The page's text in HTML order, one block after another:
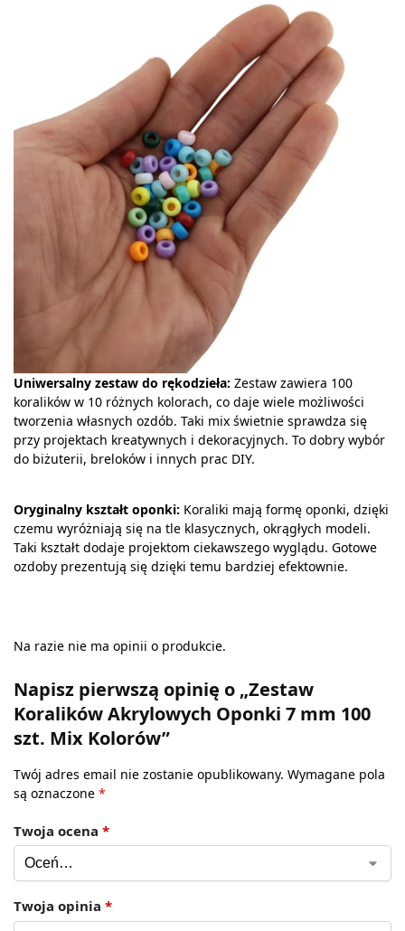
Uniwersalny zestaw do rękodzieła: Zestaw zawiera 100
koralików w 10 różnych kolorach, co daje wiele możliwości
tworzenia własnych ozdób. Taki mix świetnie sprawdza się
przy projektach kreatywnych i dekoracyjnych. To dobry wybór
do biżuterii, breloków i innych prac DIY.
Oryginalny kształt oponki: Koraliki mają formę oponki, dzięki
czemu wyróżniają się na tle klasycznych, okrągłych modeli.
Taki kształt dodaje projektom ciekawszego wyglądu. Gotowe
ozdoby prezentują się dzięki temu bardziej efektownie.
Na razie nie ma opinii o produkcie.
Napisz pierwszą opinię o „Zestaw
Koralików Akrylowych Oponki 7 mm 100
szt. Mix Kolorów”
Twój adres email nie zostanie opublikowany. Wymagane pola
są oznaczone *
Twoja ocena *
Twoja opinia *